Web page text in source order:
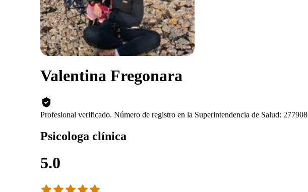
Valentina Fregonara
Profesional verificado. Número de registro en la Superintendencia de Salud: 277908
Psicologa clínica
5.0